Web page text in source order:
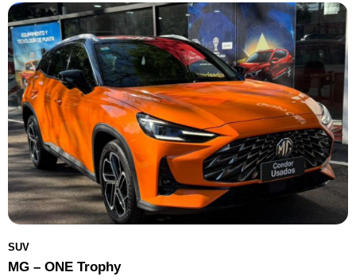
SUV
MG – ONE Trophy